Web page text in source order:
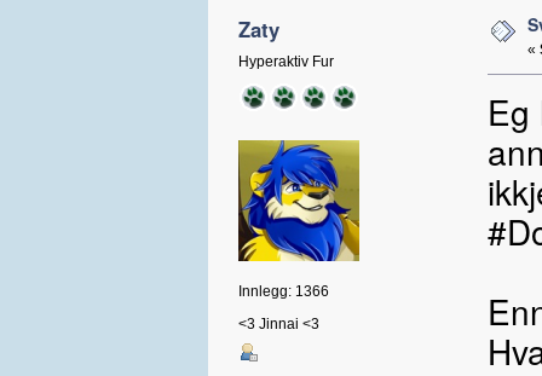
Zaty
Hyperaktiv Fur
Innlegg: 1366
<3 Jinnai <3
«
Eg